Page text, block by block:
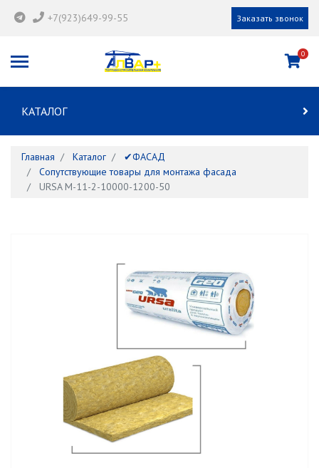
+7(923)649-99-55 Заказать звонок
0
КАТАЛОГ
Главная Каталог
✔ФАСАД
Сопутствующие товары для монтажа фасада
URSA M-11-2-10000-1200-50